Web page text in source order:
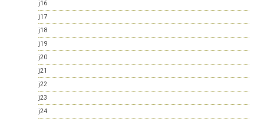
j16
j17
j18
j19
j20
j21
j22
j23
j24